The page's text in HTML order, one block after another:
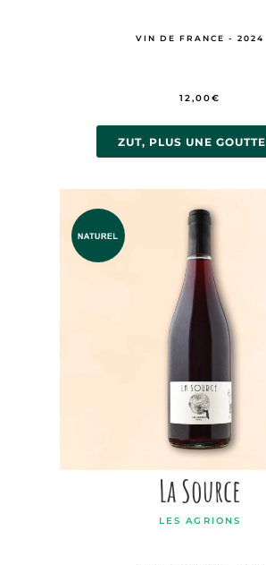
VIN DE FRANCE - 2024
12,00€
ZUT, PLUS UNE GOUTTE
La Source
LES AGRIONS